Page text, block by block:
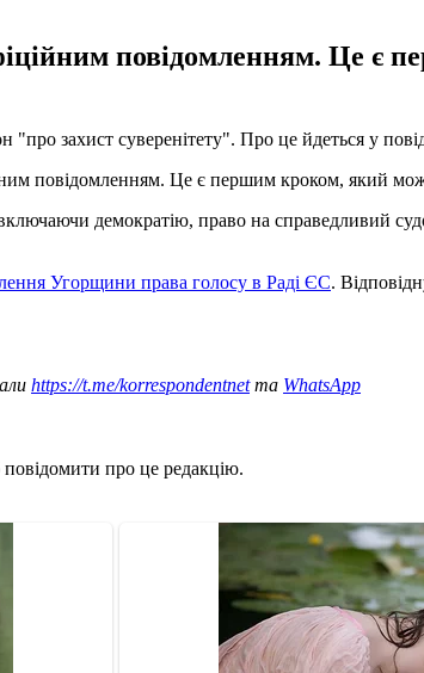
повідомленням. Це є
захист суверенітету". Про це йдеться у
повідомленням. Це є першим кроком, який
демократію, право на справедливий
Угорщини права голосу в Раді ЄС.
https://t.me/korrespondentnetта WhatsApp
про це редакцію.